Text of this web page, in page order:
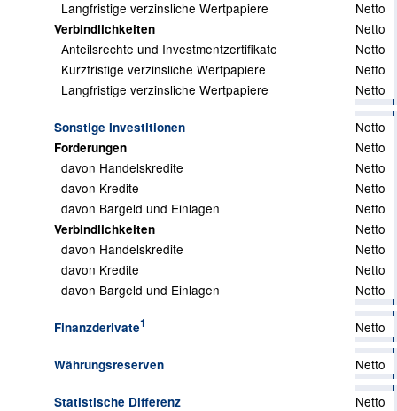
Langfristige verzinsliche Wertpapiere
Netto
Verbindlichkeiten
Netto
Anteilsrechte und Investmentzertifikate
Netto
Kurzfristige verzinsliche Wertpapiere
Netto
Langfristige verzinsliche Wertpapiere
Netto
Sonstige Investitionen Netto
Forderungen
Netto
davon Handelskredite
Netto
davon Kredite
Netto
davon Bargeld und Einlagen
Netto
Verbindlichkeiten
Netto
davon Handelskredite
Netto
davon Kredite
Netto
davon Bargeld und Einlagen
Netto
Finanzderivate1 Netto
Währungsreserven Netto
Statistische Differenz Netto